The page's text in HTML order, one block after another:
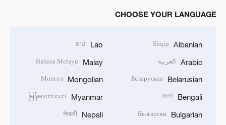
CHOOSE YOUR LANGUAGE
Albanian
Shqip
Arabic العربية
Belarusian
Беларуская
Bengali
বাংলা
Bulgarian
Български
Lao
ລາວ
Malay
Bahasa Melayu
Mongolian
Монгол
Myanmar
မြန်မာဘာသာ
Nepali
नेपाली